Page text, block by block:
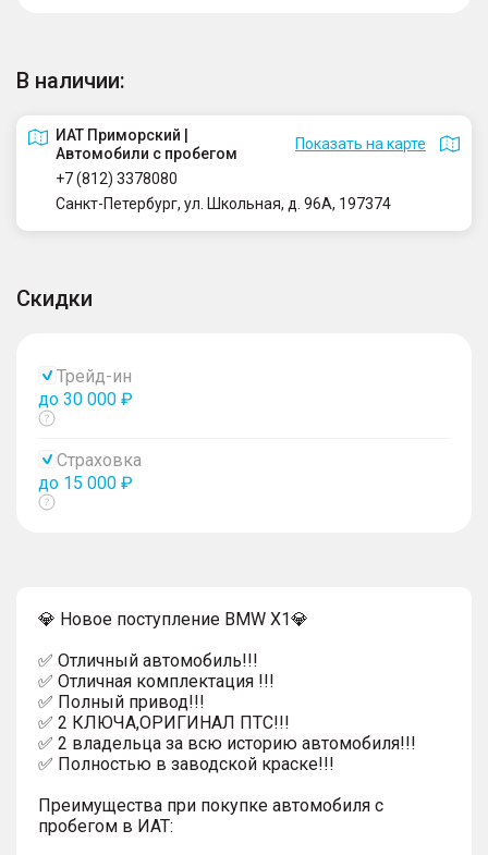
В наличии:
ИАТ Приморский |
Автомобили с пробегом
Показать на карте
+7 (812) 3378080
Санкт-Петербург, ул. Школьная, д. 96А, 197374
Скидки
Трейд-ин
до 30 000 ₽
Показать
Страховка
до 15 000 ₽
Показать
💎 Новое поступление BMW X1💎
✅ Отличный автомобиль!!!
✅ Отличная комплектация !!!
✅ Полный привод!!!
✅ 2 КЛЮЧА,ОРИГИНАЛ ПТС!!!
✅ 2 владельца за всю историю автомобиля!!!
✅ Полностью в заводской краске!!!
Преимущества при покупке автомобиля с
пробегом в ИАТ: